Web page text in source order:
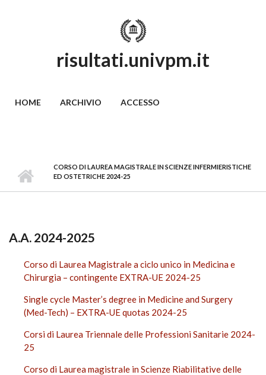
risultati.univpm.it
HOME ARCHIVIO ACCESSO
CORSO DI LAUREA MAGISTRALE IN SCIENZE INFERMIERISTICHE
ED OSTETRICHE 2024-25
A.A. 2024-2025
Corso di Laurea Magistrale a ciclo unico in Medicina e
Chirurgia – contingente EXTRA-UE 2024-25
Single cycle Master’s degree in Medicine and Surgery
(Med-Tech) – EXTRA-UE quotas 2024-25
Corsi di Laurea Triennale delle Professioni Sanitarie 2024-
25
Corso di Laurea magistrale in Scienze Riabilitative delle